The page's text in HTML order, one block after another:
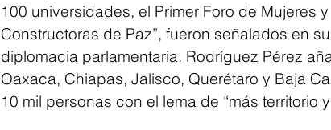
100 universidades, el Primer Foro de Mujeres
Constructoras de Paz”, fueron señalados en
diplomacia parlamentaria. Rodríguez Pérez
Oaxaca, Chiapas, Jalisco, Querétaro y Baja
10 mil personas con el lema de “más territorio